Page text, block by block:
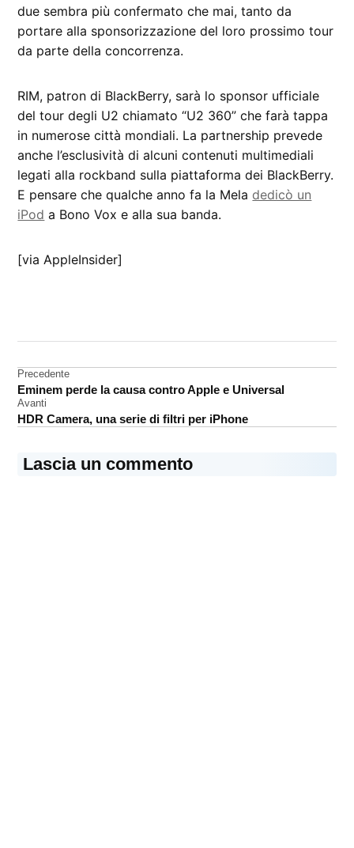
due sembra più confermato che mai, tanto da
portare alla sponsorizzazione del loro prossimo tour
da parte della concorrenza.
RIM, patron di BlackBerry, sarà lo sponsor ufficiale
del tour degli U2 chiamato “U2 360” che farà tappa
in numerose città mondiali. La partnership prevede
anche l’esclusività di alcuni contenuti multimediali
legati alla rockband sulla piattaforma dei BlackBerry.
E pensare che qualche anno fa la Mela dedicò un
iPod a Bono Vox e alla sua banda.
[via AppleInsider]
Bono
Vox
Navigazione
articoli
Precedente
Eminem perde la causa contro Apple e Universal
Avanti
HDR Camera, una serie di filtri per iPhone
Lascia un commento